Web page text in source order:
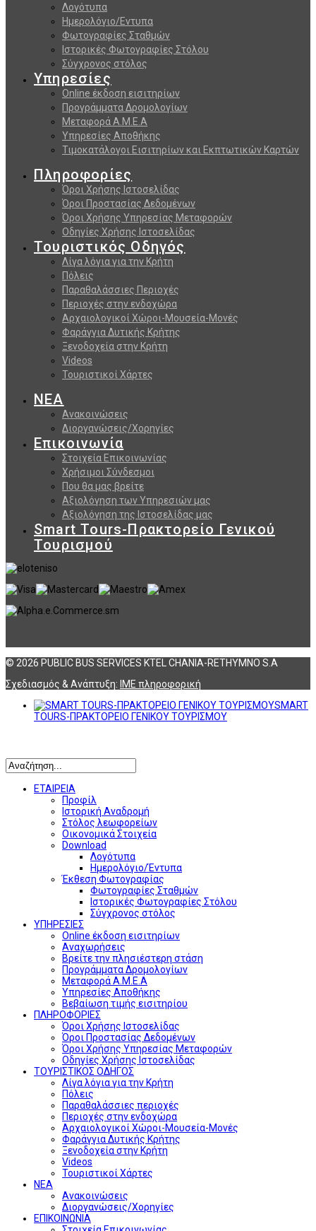
Λογότυπα
Ημερολόγιο/Εντυπα
Φωτογραφίες Σταθμών
Ιστορικές Φωτογραφίες Στόλου
Σύγχρονος στόλος
Υπηρεσίες
Online έκδοση εισιτηρίων
Προγράμματα Δρομολογίων
Μεταφορά Α.Μ.Ε.Α
Υπηρεσίες Αποθήκης
Τιμοκατάλογοι Εισιτηρίων και Εκπτωτικών Καρτών
Πληροφορίες
Όροι Χρήσης Ιστοσελίδας
Όροι Προστασίας Δεδομένων
Όροι Χρήσης Υπηρεσίας Μεταφορών
Οδηγίες Χρήσης Ιστοσελίδας
Τουριστικός Οδηγός
Λίγα λόγια για την Κρήτη
Πόλεις
Παραθαλάσσιες Περιοχές
Περιοχές στην ενδοχώρα
Αρχαιολογικοί Χώροι-Μουσεία-Μονές
Φαράγγια Δυτικής Κρήτης
Ξενοδοχεία στην Κρήτη
Videos
Τουριστικοί Χάρτες
ΝΕΑ
Ανακοινώσεις
Διοργανώσεις/Χορηγίες
Επικοινωνία
Στοιχεία Επικοινωνίας
Χρήσιμοι Σύνδεσμοι
Που θα μας βρείτε
Αξιολόγηση των Υπηρεσιών μας
Αξιολόγηση της Ιστοσελίδας μας
Smart Tours-Πρακτορείο Γενικού
Τουρισμού
© 2026 PUBLIC BUS SERVICES KTEL CHANIA-RETHYMNO S.A
Σχεδιασμός & Ανάπτυξη: ΙΜΕ πληροφορική
SMART
TOURS-ΠΡΑΚΤΟΡΕΙΟ ΓΕΝΙΚΟΥ ΤΟΥΡΙΣΜΟΥ
ΕΤΑΙΡΕΙΑ
Προφίλ
Ιστορική Αναδρομή
Στόλος λεωφορείων
Οικονομικά Στοιχεία
Download
Λογότυπα
Ημερολόγιο/Έντυπα
Έκθεση Φωτογραφίας
Φωτογραφίες Σταθμών
Ιστορικές Φωτογραφίες Στόλου
Σύγχρονος στόλος
ΥΠΗΡΕΣΙΕΣ
Online έκδοση εισιτηρίων
Αναχωρήσεις
Βρείτε την πλησιέστερη στάση
Προγράμματα Δρομολογίων
Μεταφορά Α.Μ.Ε.Α
Υπηρεσίες Αποθήκης
Βεβαίωση τιμής εισιτηρίου
ΠΛΗΡΟΦΟΡΙΕΣ
Όροι Χρήσης Ιστοσελίδας
Όροι Προστασίας Δεδομένων
Όροι Χρήσης Υπηρεσίας Μεταφορών
Οδηγίες Χρήσης Ιστοσελίδας
ΤΟΥΡΙΣΤΙΚΟΣ ΟΔΗΓΟΣ
Λίγα λόγια για την Κρήτη
Πόλεις
Παραθαλάσσιες περιοχές
Περιοχές στην ενδοχώρα
Αρχαιολογικοί Χώροι-Μουσεία-Μονές
Φαράγγια Δυτικής Κρήτης
Ξενοδοχεία στην Κρήτη
Videos
Τουριστικοί Χάρτες
ΝΕΑ
Ανακοινώσεις
Διοργανώσεις/Χορηγίες
ΕΠΙΚΟΙΝΩΝΙΑ